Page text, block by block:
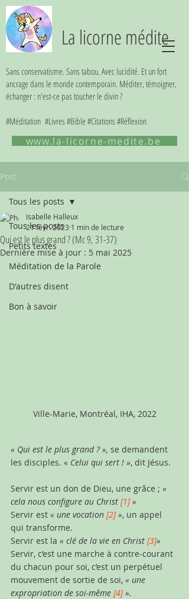
La licorne médite
Sans conservatisme. Sans tabou. Avec lucidité. Et un fort
ancrage dans le monde contemporain. Méditer, témoigner,
échanger : n'est-ce pas toucher le divin ?
#Méditation #Livres #Bible #Citations #Réflexion
www.la-licorne-medite.be
Post
Tous les posts
Petits textes
Méditation de la Parole
D'autres disent
Bon à savoir
Tous les posts
Qui est le plus grand ? (Mc 9, 31-37)
Isabelle Halleux
21 févr. 2023 1 min de lecture
Dernière mise à jour : 5 mai 2025
Ville-Marie, Montréal, IHA, 2022
« Qui est le plus grand ? », se demandent
les disciples. « Celui qui sert ! », dit Jésus.
Servir est un don de Dieu, une grâce ; «
cela nous configure au Christ [1] »
Servir est « une vocation [2] », un appel
qui transforme.
Servir est la « clé de la vie en Christ [3]»
Servir, c’est une marche à contre-courant
du chacun pour soi, c’est un perpétuel
mouvement de sortie de soi, « une
expropriation de soi-même [4] ».